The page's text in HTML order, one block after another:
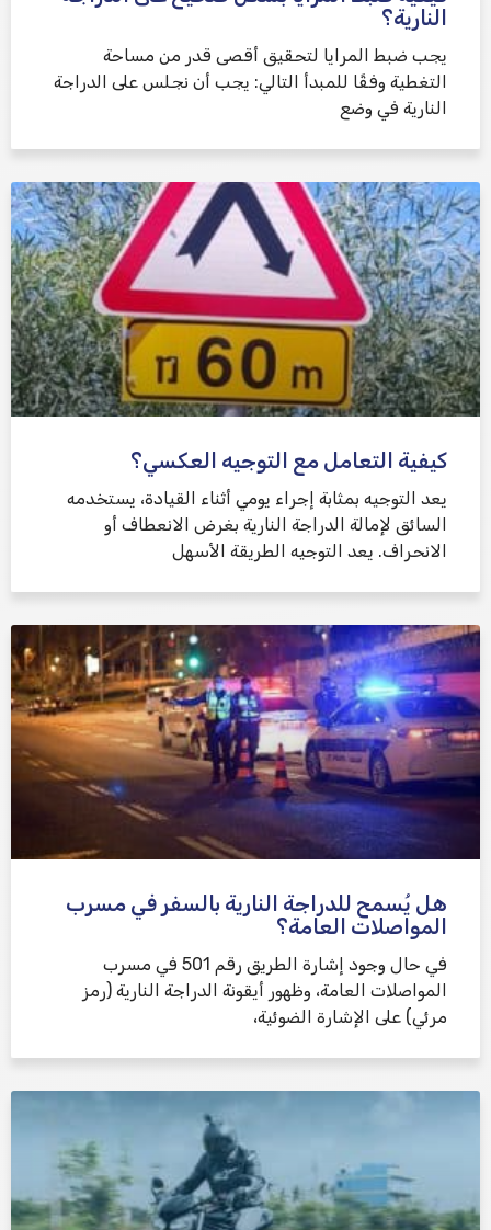
النارية؟
يجب ضبط المرايا لتحقيق أقصى قدر من مساحة
التغطية وفقًا للمبدأ التالي: يجب أن نجلس على الدراجة
النارية في وضع
كيفية التعامل مع التوجيه العكسي؟
يعد التوجيه بمثابة إجراء يومي أثناء القيادة، يستخدمه
السائق لإمالة الدراجة النارية بغرض الانعطاف أو
الانحراف. يعد التوجيه الطريقة الأسهل
هل يُسمح للدراجة النارية بالسفر في مسرب
المواصلات العامة؟
في حال وجود إشارة الطريق رقم 501 في مسرب
المواصلات العامة، وظهور أيقونة الدراجة النارية (رمز
مرئي) على الإشارة الضوئية،